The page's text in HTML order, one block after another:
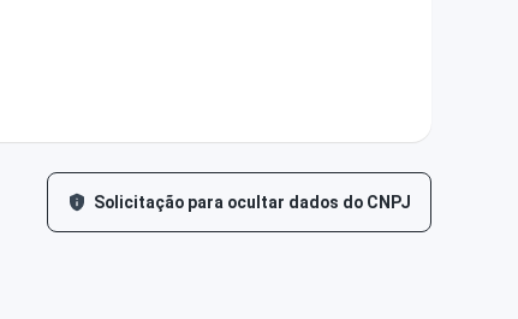
Solicitação para ocultar dados do CNPJ